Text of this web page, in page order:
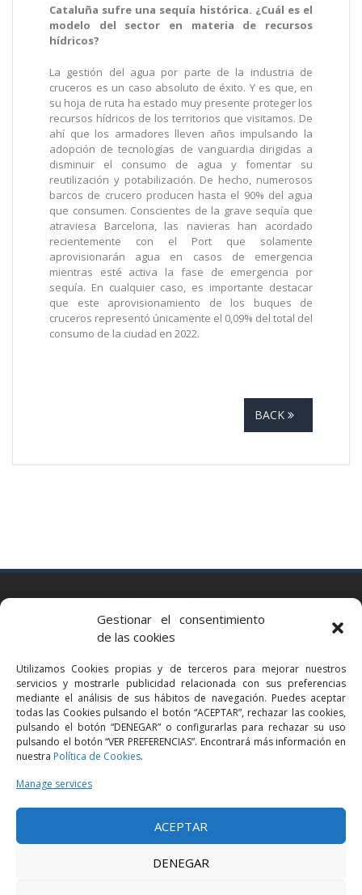
Gestionar el consentimiento
de las cookies
Utilizamos Cookies propias y de terceros para mejorar nuestros
servicios y mostrarle publicidad relacionada con sus preferencias
mediante el análisis de sus hábitos de navegación. Puedes aceptar
todas las Cookies pulsando el botón “ACEPTAR”, rechazar las cookies,
pulsando el botón “DENEGAR” o configurarlas para rechazar su uso
pulsando el botón “VER PREFERENCIAS”. Encontrará más información en
nuestra Política de Cookies.
Manage services
ACEPTAR
DENEGAR
Cataluña sufre una sequía histórica. ¿Cuál es el
modelo del sector en materia de recursos
hídricos?
La gestión del agua por parte de la industria de
cruceros es un caso absoluto de éxito. Y es que, en
su hoja de ruta ha estado muy presente proteger los
recursos hídricos de los territorios que visitamos. De
ahí que los armadores lleven años impulsando la
adopción de tecnologías de vanguardia dirigidas a
disminuir el consumo de agua y fomentar su
reutilización y potabilización. De hecho, numerosos
barcos de crucero producen hasta el 90% del agua
que consumen. Conscientes de la grave sequía que
atraviesa Barcelona, las navieras han acordado
recientemente con el Port que solamente
aprovisionarán agua en casos de emergencia
mientras esté activa la fase de emergencia por
sequía. En cualquier caso, es importante destacar
que este aprovisionamiento de los buques de
cruceros representó únicamente el 0,09% del total del
consumo de la ciudad en 2022.
BACK
Via Augusta 2 bis, 3º, 08006 Barcelona
bcn@bellavistalegal.eu
GRANOLLERS
C/ Sant Jaume, 16 1r, 08401 Granollers (Bcn)
+34 93 860 39 60
grn@bellavistalegal.eu
MADRID
C/ Serrano 114, 2º izq. 28006 Madrid.
+34 91 431 98 21 | +34 91 431 98 95
mad@bellavistalegal.eu